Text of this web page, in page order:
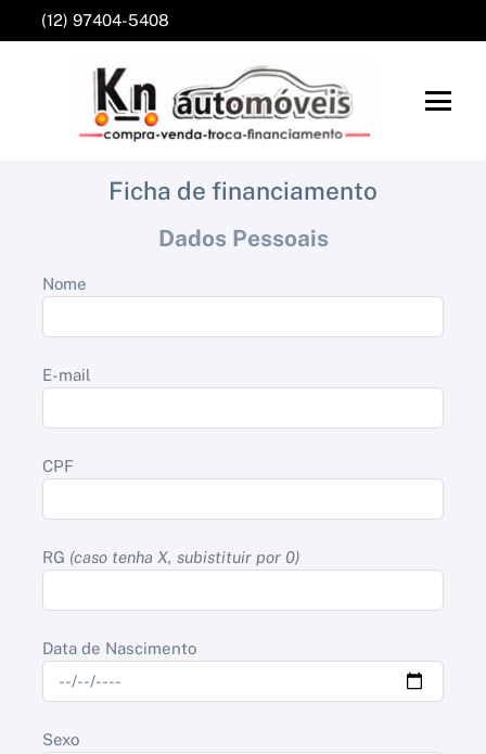
(12) 97404-5408
Ficha de financiamento
Dados Pessoais
Nome
E-mail
CPF
RG (caso tenha X, subistituir por 0)
Data de Nascimento
Sexo